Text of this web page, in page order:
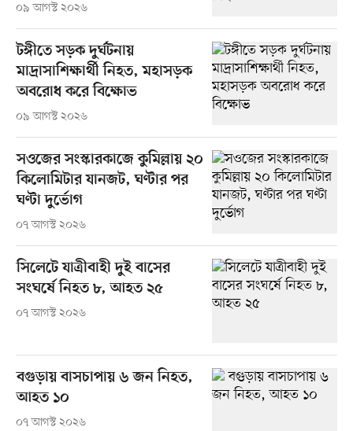
০৯ আগস্ট ২০২৬
টঙ্গীতে সড়ক দুর্ঘটনায়
মাদ্রাসাশিক্ষার্থী নিহত, মহাসড়ক
অবরোধ করে বিক্ষোভ
০৯ আগস্ট ২০২৬
সওজের সংস্কারকাজে কুমিল্লায় ২০
কিলোমিটার যানজট, ঘণ্টার পর
ঘণ্টা দুর্ভোগ
০৭ আগস্ট ২০২৬
সিলেটে যাত্রীবাহী দুই বাসের
সংঘর্ষে নিহত ৮, আহত ২৫
০৭ আগস্ট ২০২৬
বগুড়ায় বাসচাপায় ৬ জন নিহত,
আহত ১০
০৭ আগস্ট ২০২৬